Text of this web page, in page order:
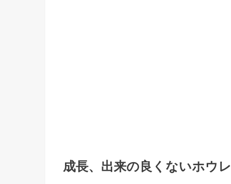
成長、出来の良くないホウレ